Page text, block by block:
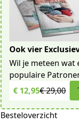
Ook vier
Wil je meteen
populaire
€ 12,95€ 29,00
Besteloverzicht